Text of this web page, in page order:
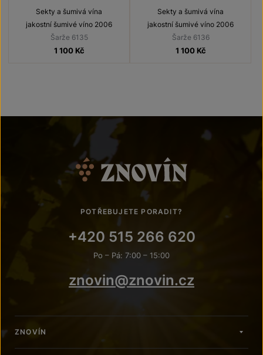
Sekty a šumivá vína
jakostní šumivé víno 2006
Šarže 6135
1 100 Kč
Sekty a šumivá vína
jakostní šumivé víno 2006
Šarže 6136
1 100 Kč
POTŘEBUJETE PORADIT?
+420 515 266 620
Po – Pá: 7:00 – 15:00
znovin@znovin.cz
ZNOVÍN